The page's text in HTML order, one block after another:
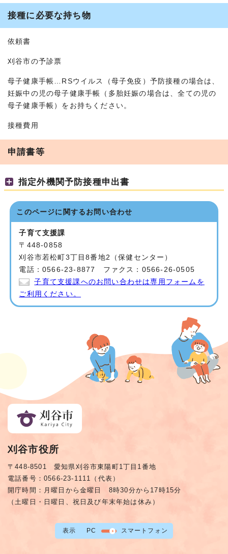
接種に必要な持ち物
依頼書
刈谷市の予診票
母子健康手帳…RSウイルス（母子免疫）予防接種の場合は、
妊娠中の児の母子健康手帳（多胎妊娠の場合は、全ての児の
母子健康手帳）をお持ちください。
接種費用
申請書等
指定外機関予防接種申出書
このページに関する お問い合わせ
子育て支援課
〒448-0858
刈谷市若松町3丁目8番地2（保健センター）
電話：0566-23-8877 ファクス：0566-26-0505
子育て支援課へのお問い合わせは専用フォームを
ご利用ください。
刈谷市役所
〒448-8501 愛知県刈谷市東陽町1丁目1番地
電話番号：0566-23-1111（代表）
開庁時間：月曜日から金曜日 8時30分から17時15分
（土曜日・日曜日、祝日及び年末年始は休み）
表示 PC スマートフォン